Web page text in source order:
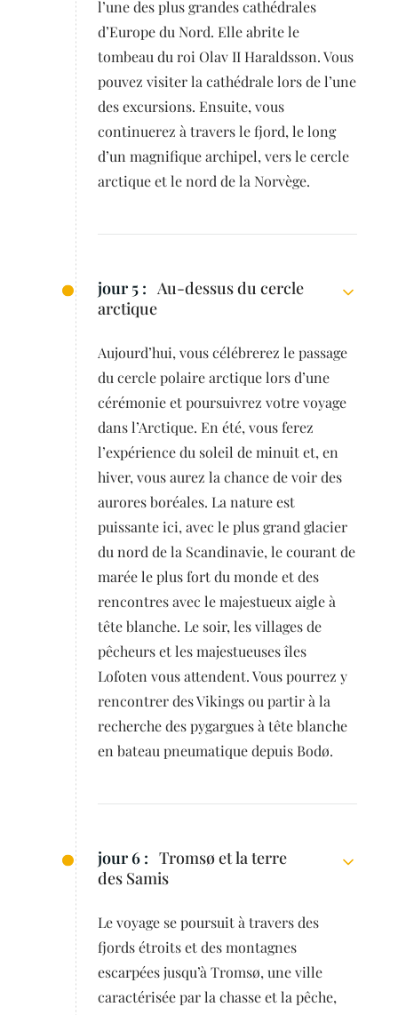
l’une des plus grandes cathédrales
d’Europe du Nord. Elle abrite le
tombeau du roi Olav II Haraldsson. Vous
pouvez visiter la cathédrale lors de l’une
des excursions. Ensuite, vous
continuerez à travers le fjord, le long
d’un magnifique archipel, vers le cercle
arctique et le nord de la Norvège.
jour 5 : Au-dessus du cercle
arctique
Aujourd’hui, vous célébrerez le passage
du cercle polaire arctique lors d’une
cérémonie et poursuivrez votre voyage
dans l’Arctique. En été, vous ferez
l’expérience du soleil de minuit et, en
hiver, vous aurez la chance de voir des
aurores boréales. La nature est
puissante ici, avec le plus grand glacier
du nord de la Scandinavie, le courant de
marée le plus fort du monde et des
rencontres avec le majestueux aigle à
tête blanche. Le soir, les villages de
pêcheurs et les majestueuses îles
Lofoten vous attendent. Vous pourrez y
rencontrer des Vikings ou partir à la
recherche des pygargues à tête blanche
en bateau pneumatique depuis Bodø.
jour 6 : Tromsø et la terre
des Samis
Le voyage se poursuit à travers des
fjords étroits et des montagnes
escarpées jusqu’à Tromsø, une ville
caractérisée par la chasse et la pêche,